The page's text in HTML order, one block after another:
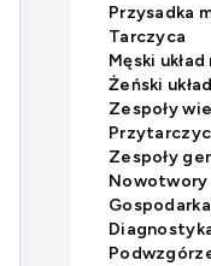
Przysadka
Tarczyca
Męski
Żeński
Zespoły
Zespoły
Nowotwory